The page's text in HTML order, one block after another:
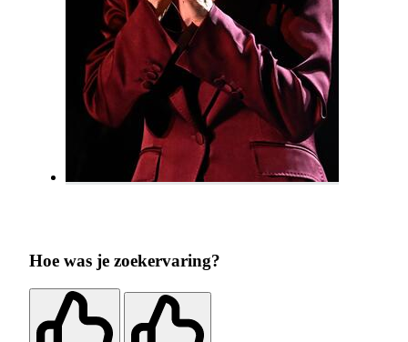
Hoe was je zoekervaring?